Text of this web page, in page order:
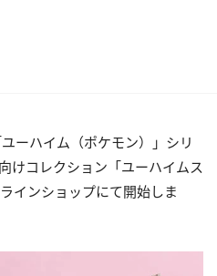
ーハイム（ポケモン）」シリ
けコレクション「ユーハイムス
インショップにて開始しま